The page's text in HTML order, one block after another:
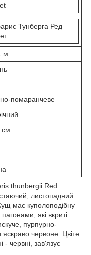
Тунберга Ред
м
помаранчеве
см
thunbergii Red
листопадний
має куполоподібну
які вкриті
пурпурно-
червоне. Цвіте
- червні, зав'язує